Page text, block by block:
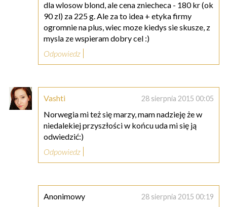
dla wlosow blond, ale cena zniecheca - 180 kr (ok
90 zl) za 225 g. Ale za to idea + etyka firmy
ogromnie na plus, wiec moze kiedys sie skusze, z
mysla ze wspieram dobry cel :)
Odpowiedz
Vashti 28 sierpnia 2015 00:05
Norwegia mi też się marzy, mam nadzieję że w
niedalekiej przyszłości w końcu uda mi się ją
odwiedzić:)
Odpowiedz
Anonimowy 28 sierpnia 2015 00:19